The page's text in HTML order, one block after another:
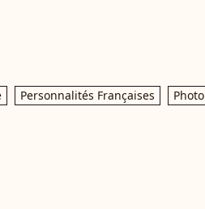
Personnalités Françaises
Photo